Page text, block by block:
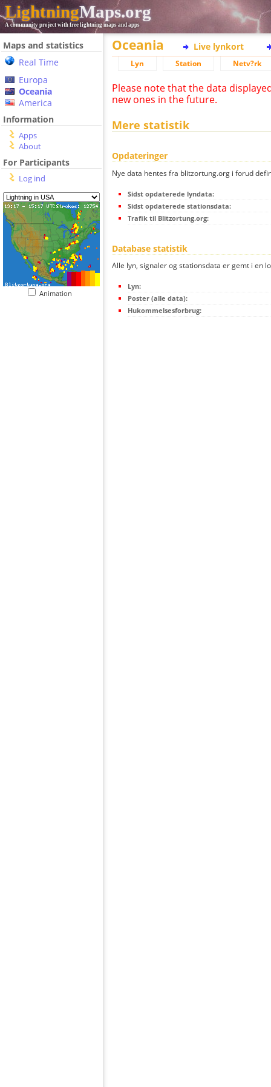
LightningMaps.org
A community project with free lightning maps and apps
Maps and statistics
Real Time
Europa
Oceania
America
Information
Apps
About
For Participants
Log ind
Animation
Oceania Live lynkort
Lyn Station Netv?rk
Please note that the data
new ones in the future.
Mere statistik
Opdateringer
Nye data hentes fra blitzortung.org i forud
Sidst opdaterede lyndata:
Sidst opdaterede stationsdata:
Trafik til Blitzortung.org:
Database statistik
Alle lyn, signaler og stationsdata er gemt i en
Lyn:
Poster (alle data):
Hukommelsesforbrug: